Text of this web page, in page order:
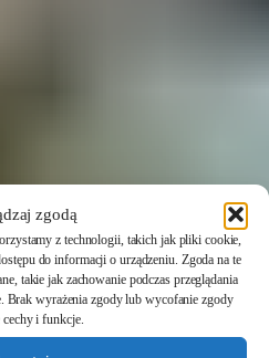
zgodą
z technologii, takich jak pliki cookie,
do informacji o urządzeniu. Zgoda na te
takie jak zachowanie podczas przeglądania
Brak wyrażenia zgody lub wycofanie zgody
cechy i funkcje.